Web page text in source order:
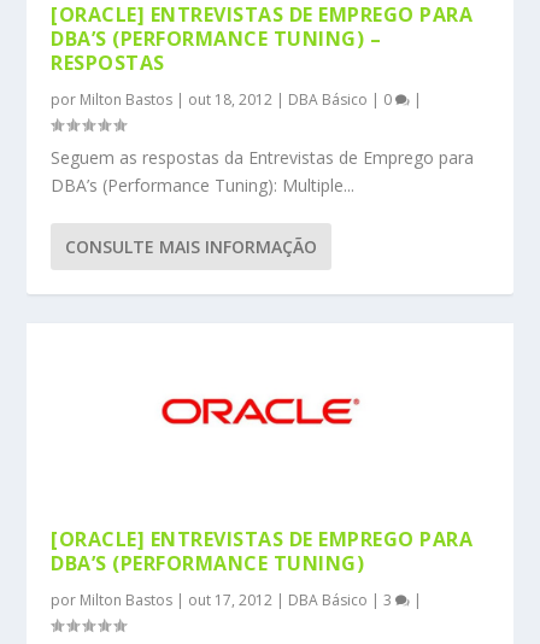
[ORACLE] ENTREVISTAS DE EMPREGO PARA
DBA’S (PERFORMANCE TUNING) –
RESPOSTAS
por Milton Bastos | out 18, 2012 | DBA Básico | 0 |
Seguem as respostas da Entrevistas de Emprego para
DBA’s (Performance Tuning): Multiple...
CONSULTE MAIS INFORMAÇÃO
[ORACLE] ENTREVISTAS DE EMPREGO PARA
DBA’S (PERFORMANCE TUNING)
por Milton Bastos | out 17, 2012 | DBA Básico |3 |